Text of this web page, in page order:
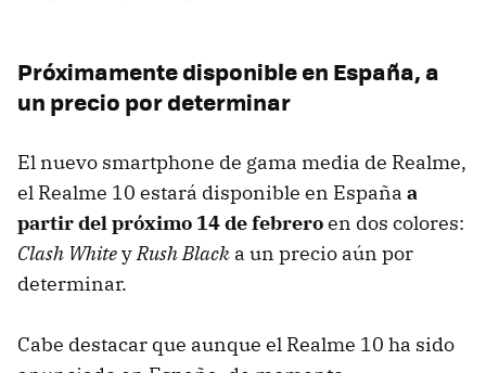
Próximamente disponible en España, a
un precio por determinar
El nuevo smartphone de gama media de Realme,
el Realme 10 estará disponible en España a
partir del próximo 14 de febreroen dos colores:
Clash Whitey Rush Black a un precio aún por
determinar.
Cabe destacar que aunque el Realme 10 ha sido